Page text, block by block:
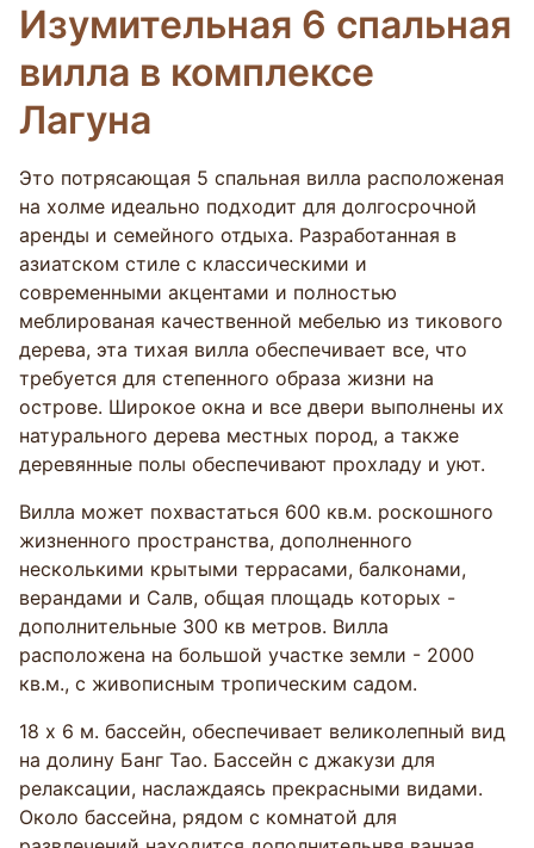
Изумительная 6 спальная
вилла в комплексе
Лагуна
Это потрясающая 5 спальная вилла расположеная
на холме идеально подходит для долгосрочной
аренды и семейного отдыха. Разработанная в
азиатском стиле с классическими и
современными акцентами и полностью
меблированая качественной мебелью из тикового
дерева, эта тихая вилла обеспечивает все, что
требуется для степенного образа жизни на
острове. Широкое окна и все двери выполнены их
натурального дерева местных пород, а также
деревянные полы обеспечивают прохладу и уют.
Вилла может похвастаться 600 кв.м. роскошного
жизненного пространства, дополненного
несколькими крытыми террасами, балконами,
верандами и Салв, общая площадь которых -
дополнительные 300 кв метров. Вилла
расположена на большой участке земли - 2000
кв.м., с живописным тропическим садом.
18 х 6 м. бассейн, обеспечивает великолепный вид
на долину Банг Тао. Бассейн с джакузи для
релаксации, наслаждаясь прекрасными видами.
Около бассейна, рядом с комнатой для